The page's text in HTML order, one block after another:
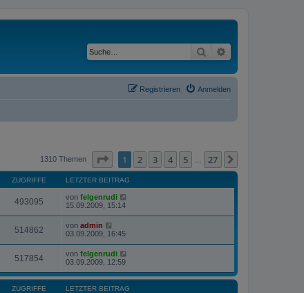
Suche
Anmelden
Registrieren
1310 Themen Seite von27
1 2 3 4 5 27
ZUGRIFFE LETZTER BEITRAG
493095 von felgenrudi
15.09.2009, 15:14
514862 von admin
03.09.2009, 16:45
517854 von felgenrudi
03.09.2009, 12:59
ZUGRIFFE LETZTER BEITRAG